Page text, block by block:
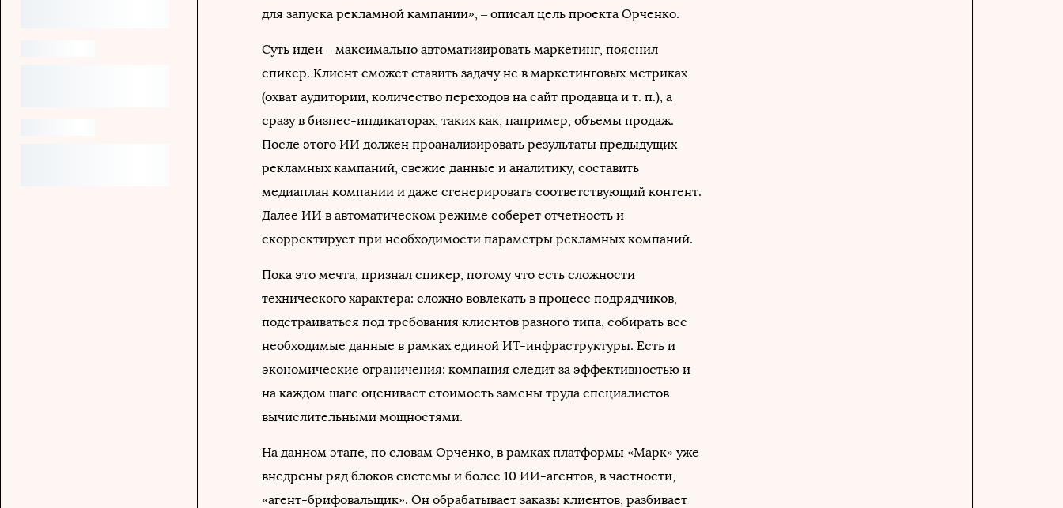
для запуска рекламной кампании», – описал цель проекта Орченко.
Суть идеи – максимально автоматизировать маркетинг, пояснил
спикер. Клиент сможет ставить задачу не в маркетинговых метриках
(охват аудитории, количество переходов на сайт продавца и т. п.), а
сразу в бизнес-индикаторах, таких как, например, объемы продаж.
После этого ИИ должен проанализировать результаты предыдущих
рекламных кампаний, свежие данные и аналитику, составить
медиаплан компании и даже сгенерировать соответствующий контент.
Далее ИИ в автоматическом режиме соберет отчетность и
скорректирует при необходимости параметры рекламных компаний.
Пока это мечта, признал спикер, потому что есть сложности
технического характера: сложно вовлекать в процесс подрядчиков,
подстраиваться под требования клиентов разного типа, собирать все
необходимые данные в рамках единой ИТ-инфраструктуры. Есть и
экономические ограничения: компания следит за эффективностью и
на каждом шаге оценивает стоимость замены труда специалистов
вычислительными мощностями.
На данном этапе, по словам Орченко, в рамках платформы «Марк» уже
внедрены ряд блоков системы и более 10 ИИ-агентов, в частности,
«агент-брифовальщик». Он обрабатывает заказы клиентов, разбивает